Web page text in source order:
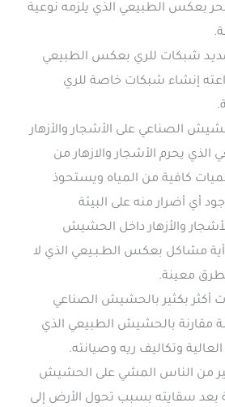
بعكس الطبيعي الذي يلزمه نوعية
شبكات للري بعكس الطبيعي
إنشاء شبكات خاصة للري
الصناعي على الأشجار والأزهار
يحرم الأشجار والازهار من
كافية من المياه ويستحوذ
أي أضرار منه على البيئة
والأزهار داخل الحشيش
مشاكل بعكس الطـبـيعي الذي لا
معينة.
أكثر بكثير بالحشيش الصناعي
مقارنة بالحشيش الطبيعي الذي
وتكاليف ريه وصيانته.
من الناس المشي على الحشيش
بعد سقايته بسبب تحول الأرض إلى